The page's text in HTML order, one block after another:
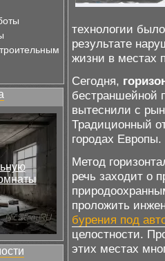
технологии
результате
жизни в местах
Сегодня,
бестраншейной
вытеснили с
Традиционный
городах Европы.
Метод
речь заходит о
проложить
бурения под
целостности.
этих местах